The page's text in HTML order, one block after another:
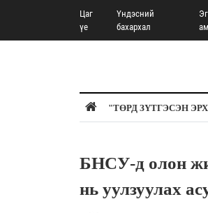
Цаг
үе
Үндэсний
бахархал
"ТӨРД ЗҮТГЭСЭН
БНСУ-д олон
нь уулзуулах